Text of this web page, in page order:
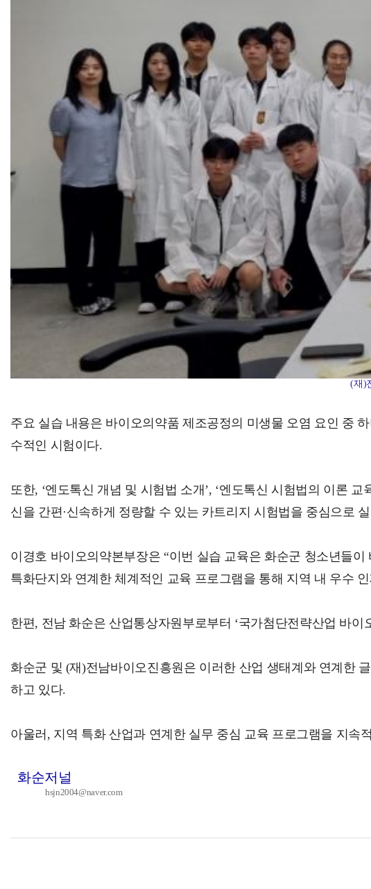
(재)
주요 실습 내용은 바이오의약품 제조공정의 미생물 오염 요인 중
수적인 시험이다.
또한, ‘엔도톡신 개념 및 시험법 소개’, ‘엔도톡신 시험법의 이론
신을 간편·신속하게 정량할 수 있는 카트리지 시험법을 중심으로
이경호 바이오의약본부장은 “이번 실습 교육은 화순군 청소년들
특화단지와 연계한 체계적인 교육 프로그램을 통해 지역 내 우수
한편, 전남 화순은 산업통상자원부로부터 ‘국가첨단전략산업 바
화순군 및 (재)전남바이오진흥원은 이러한 산업 생태계와 연계한
하고 있다.
아울러, 지역 특화 산업과 연계한 실무 중심 교육 프로그램을 지
화순저널
hsjn2004@naver.com